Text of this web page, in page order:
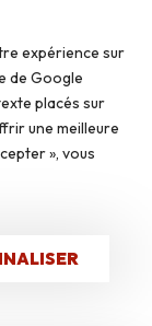
expérience sur
de Google
placés sur
une meilleure
», vous